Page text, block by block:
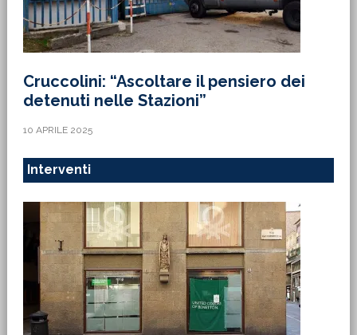
Cruccolini: “Ascoltare il pensiero dei
detenuti nelle Stazioni”
10 APRILE 2025
Interventi